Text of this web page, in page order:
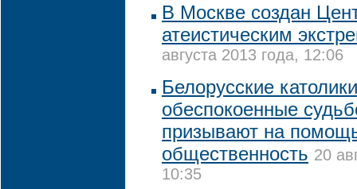
В Москве создан
атеистическим
августа 2013 года, 12:06
Белорусские
обеспокоенные
призывают на
общественность 20
10:35